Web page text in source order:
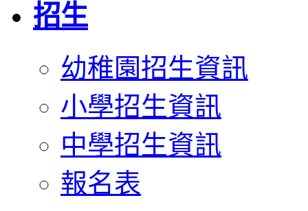
招生
幼稚園招生資訊
小學招生資訊
中學招生資訊
報名表